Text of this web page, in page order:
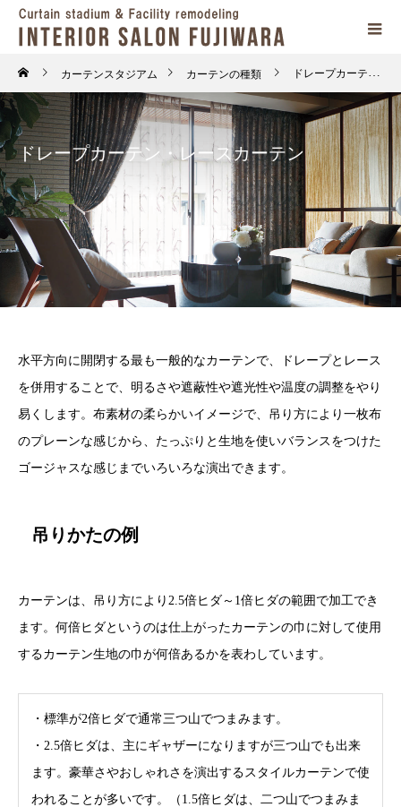
カーテンスタジアム カーテンの種類 ドレープカーテン・レースカーテン
ドレープカーテン・レースカーテン
水平方向に開閉する最も一般的なカーテンで、ドレープとレース
を併用することで、明るさや遮蔽性や遮光性や温度の調整をやり
易くします。布素材の柔らかいイメージで、吊り方により一枚布
のプレーンな感じから、たっぷりと生地を使いバランスをつけた
ゴージャスな感じまでいろいろな演出できます。
吊りかたの例
カーテンは、吊り方により2.5倍ヒダ～1倍ヒダの範囲で加工でき
ます。何倍ヒダというのは仕上がったカーテンの巾に対して使用
するカーテン生地の巾が何倍あるかを表わしています。
・標準が2倍ヒダで通常三つ山でつまみます。
・2.5倍ヒダは、主にギャザーになりますが三つ山でも出来
ます。豪華さやおしゃれさを演出するスタイルカーテンで使
われることが多いです。（1.5倍ヒダは、二つ山でつまみま